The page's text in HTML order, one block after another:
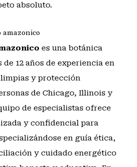
absoluto.
amazonico
es una botánica
12 años de experiencia en
y protección
de Chicago, Illinois y
de especialistas ofrece
y confidencial para
en guía ética,
y cuidado energético